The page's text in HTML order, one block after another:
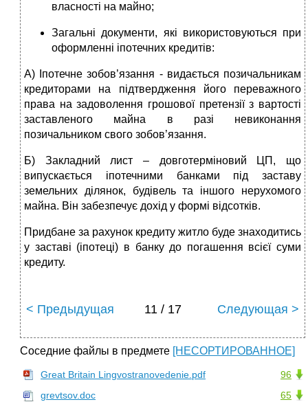
власності на майно;
Загальні документи, які використовуються при
оформленні іпотечних кредитів:
А) Іпотечне зобов’язання - видається позичальникам
кредиторами на підтвердження його переважного
права на задоволення грошової претензії з вартості
заставленого майна в разі невиконання
позичальником свого зобов’язання.
Б) Закладний лист – довготерміновий ЦП, що
випускається іпотечними банками під заставу
земельних ділянок, будівель та іншого нерухомого
майна. Він забезпечує дохід у формі відсотків.
Придбане за рахунок кредиту житло буде знаходитись
у заставі (іпотеці) в банку до погашення всієї суми
кредиту.
< Предыдущая 11 / 17 Следующая >
Соседние файлы в предмете [НЕСОРТИРОВАННОЕ]
96
Great Britain Lingvostranovedenie.pdf
65
grevtsov.doc